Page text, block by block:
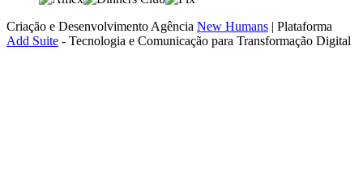
Criação e Desenvolvimento Agência New Humans | Plataforma
Add Suite - Tecnologia e Comunicação para Transformação Digital